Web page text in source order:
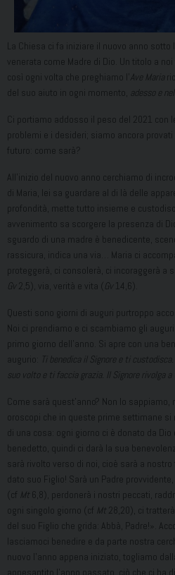
La Chiesa ci fa iniziare il nuovo anno
venerata come Madre di Dio. Un titolo a
così ogni volta che preghiamo l’ Ave Maria
del suo aiuto in ogni momento, adesso e
Ci portiamo addosso il peso del 2021 con
problemi e i desideri; siamo ancora
futuro: come sarà?
All’inizio del nuovo anno cerchiamo di
di Maria, lei sa guardare al di là delle
profondità, mette tutto insieme e
avvenimento sa scorgere la presenza di
sguardo di una madre è benedicente,
rassicura, indica una via… Maria ci
proteggerà, ci consolerà, ci incoraggerà a
Gv 2,5), via, verità e vita ( Gv 14,6).
Questi sono giorni di auguri purtroppo
Noi ci prendiamo e ci scambiamo gli
primo giorno dell’anno. Si apre con una
augurio: Ti benedica il Signore e ti
suo volto e ti faccia grazia. Il Signore rivolga
Come sarà quest’anno? Non lo
oroscopi che in queste prime settimane
di una cosa: ogni giorno ci è donato da
benedetto, quindi ci darà la sua
sarà rivolto verso di noi, cioè sarà a
dato suo Figlio! Sarà un Padre
(cf Mt 6,8), perdonerà i nostri peccati,
ogni singolo giorno (cf Mt 28,20), ci
del suo Figlio che grida: Abbà, Padre!».
lasciamoci benedire e da parte nostra
nuovo l’anno appena iniziato, togliamo
appesantito l’anno passato, ciò che ci ha